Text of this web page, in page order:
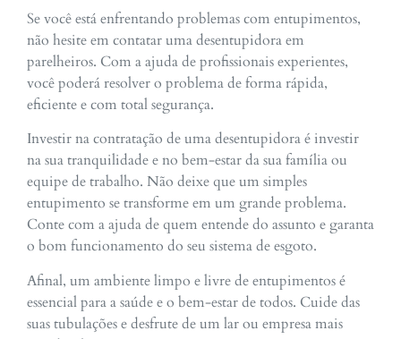
Se você está enfrentando problemas com entupimentos,
não hesite em contatar uma desentupidora em
parelheiros. Com a ajuda de profissionais experientes,
você poderá resolver o problema de forma rápida,
eficiente e com total segurança.
Investir na contratação de uma desentupidora é investir
na sua tranquilidade e no bem-estar da sua família ou
equipe de trabalho. Não deixe que um simples
entupimento se transforme em um grande problema.
Conte com a ajuda de quem entende do assunto e garanta
o bom funcionamento do seu sistema de esgoto.
Afinal, um ambiente limpo e livre de entupimentos é
essencial para a saúde e o bem-estar de todos. Cuide das
suas tubulações e desfrute de um lar ou empresa mais